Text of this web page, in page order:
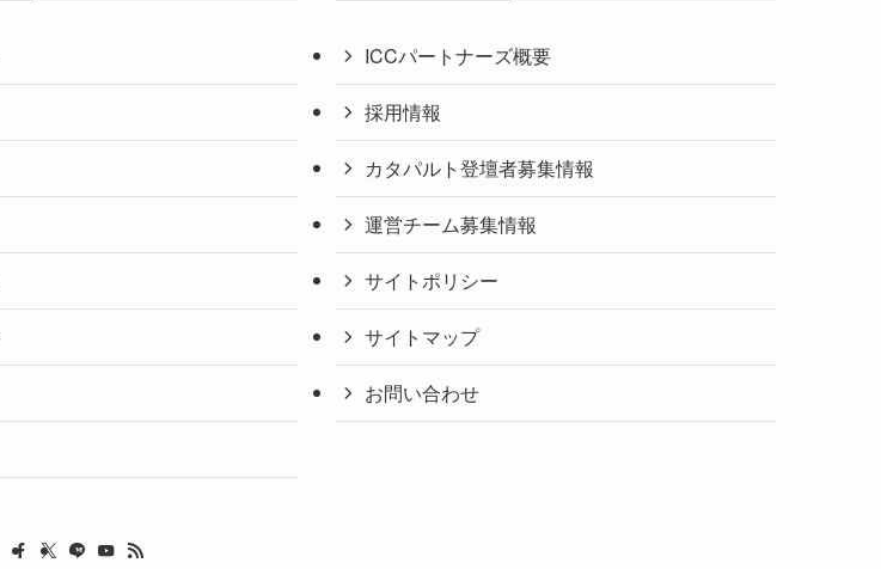
ICCパートナーズ概要
採用情報
カタパルト登壇者募集情報
運営チーム募集情報
サイトポリシー
サイトマップ
お問い合わせ